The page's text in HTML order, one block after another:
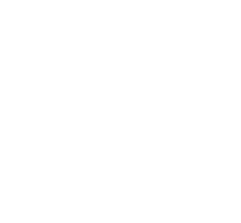
学习贯彻党的二十